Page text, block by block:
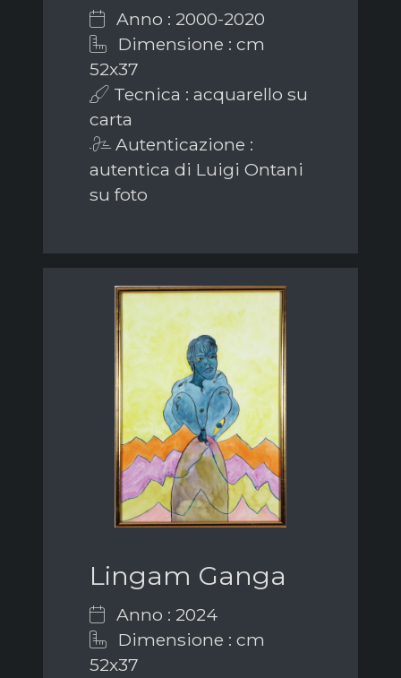
Anno : 2000-2020
Dimensione : cm
52x37
Tecnica : acquarello su
carta
Autenticazione :
autentica di Luigi Ontani
su foto
Lingam Ganga
Anno : 2024
Dimensione : cm
52x37